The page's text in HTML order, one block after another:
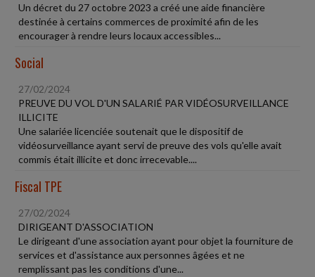
Un décret du 27 octobre 2023 a créé une aide financière
destinée à certains commerces de proximité afin de les
encourager à rendre leurs locaux accessibles...
Social
27/02/2024
PREUVE DU VOL D'UN SALARIÉ PAR VIDÉOSURVEILLANCE
ILLICITE
Une salariée licenciée soutenait que le dispositif de
vidéosurveillance ayant servi de preuve des vols qu'elle avait
commis était illicite et donc irrecevable....
Fiscal TPE
27/02/2024
DIRIGEANT D'ASSOCIATION
Le dirigeant d'une association ayant pour objet la fourniture de
services et d'assistance aux personnes âgées et ne
remplissant pas les conditions d'une...